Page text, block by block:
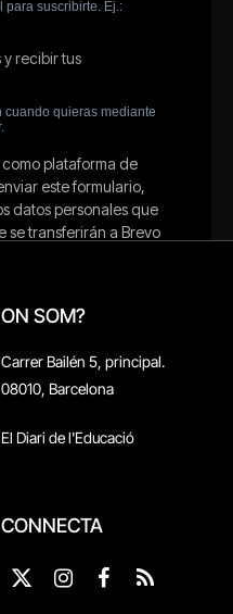
ON SOM?
Carrer Bailén 5, principal.
08010, Barcelona
El Diari de l'Educació
CONNECTA
X
Instagram
Facebook
RSS